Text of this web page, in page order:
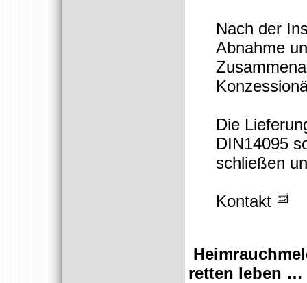
Nach der
Abnahme
Die
DIN14095
schließen
Kontakt
retten leben …